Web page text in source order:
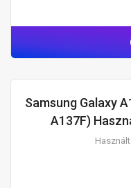
Samsung Galaxy
A137F)